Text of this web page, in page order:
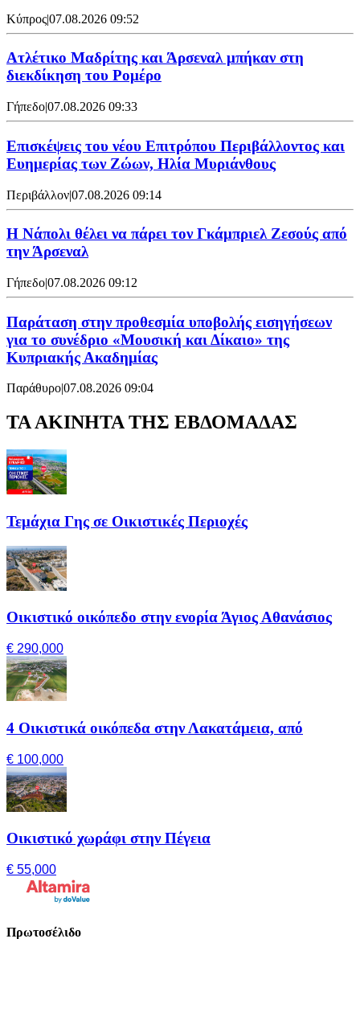
Κύπρος|07.08.2026 09:52
Ατλέτικο Μαδρίτης και Άρσεναλ μπήκαν στη
διεκδίκηση του Ρομέρο
Γήπεδο|07.08.2026 09:33
Επισκέψεις του νέου Επιτρόπου Περιβάλλοντος και
Ευημερίας των Ζώων, Ηλία Μυριάνθους
Περιβάλλον|07.08.2026 09:14
Η Νάπολι θέλει να πάρει τον Γκάμπριελ Ζεσούς από
την Άρσεναλ
Γήπεδο|07.08.2026 09:12
Παράταση στην προθεσμία υποβολής εισηγήσεων
για το συνέδριο «Μουσική και Δίκαιο» της
Κυπριακής Ακαδημίας
Παράθυρο|07.08.2026 09:04
ΤΑ ΑΚΙΝΗΤΑ ΤΗΣ ΕΒΔΟΜΑΔΑΣ
Τεμάχια Γης σε Οικιστικές Περιοχές
Οικιστικό οικόπεδο στην ενορία Άγιος Αθανάσιος
€ 290,000
4 Οικιστικά οικόπεδα στην Λακατάμεια, από
€ 100,000
Οικιστικό χωράφι στην Πέγεια
€ 55,000
Πρωτοσέλιδο